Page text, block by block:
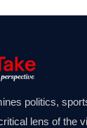
politics,
lens of the